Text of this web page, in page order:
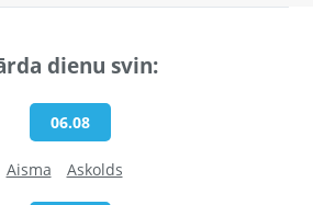
dienu svin:
06.08
Aisma Askolds